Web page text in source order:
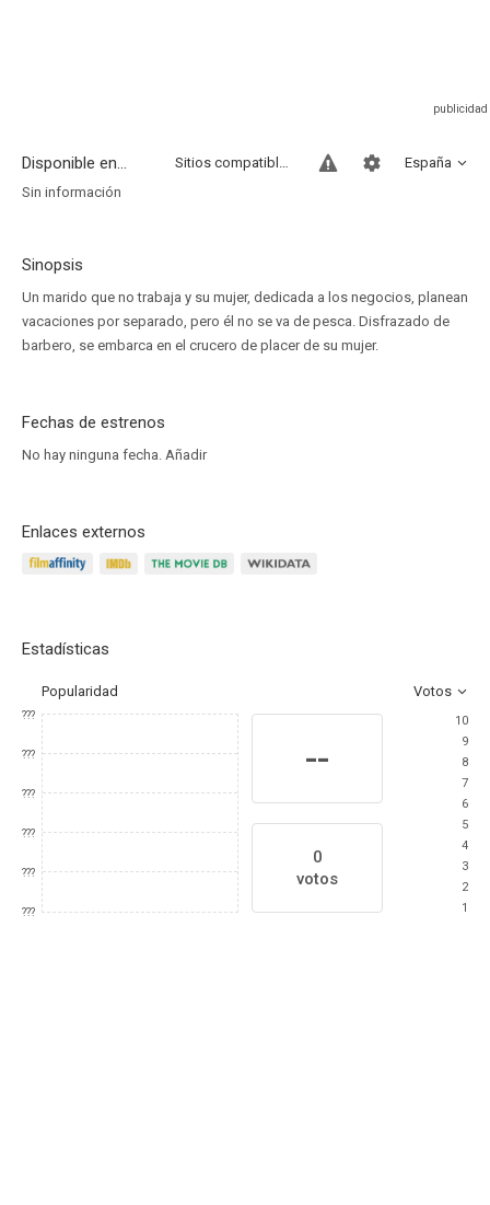
Disponible en... España
Sitios compatibles
Sin información
Sinopsis
Un marido que no trabaja y su mujer, dedicada a los negocios, planean
vacaciones por separado, pero él no se va de pesca. Disfrazado de
barbero, se embarca en el crucero de placer de su mujer.
Fechas de estrenos
No hay ninguna fecha. Añadir
Enlaces externos
Estadísticas
Popularidad Votos
???
???
???
???
???
???
--
0
votos
10
9
8
7
6
5
4
3
2
1